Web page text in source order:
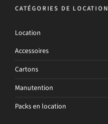
CATÉGORIES DE LOCATION
Location
Accessoires
Cartons
Manutention
Packs en location